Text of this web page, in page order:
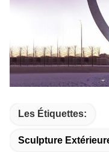
Les Étiquettes:
Sculpture